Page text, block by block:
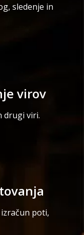
sledenje in
virov
drugi viri.
poti,